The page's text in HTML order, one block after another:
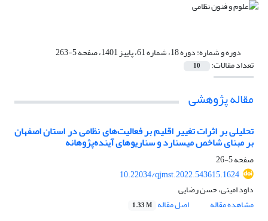
دوره و شماره:دوره 18، شماره 61، پاییز 1401، صفحه 5-263
تعداد مقالات: 10
مقاله پژوهشی
‌تحلیلی بر اثرات تغییر اقلیم بر فعالیت‌های نظامی در استان اصفهان
بر مبنای شاخص میسنارد و سناریوهای آینده‌پژوهانه
صفحه5-26
10.22034/qjmst.2022.543615.1624
داود امینی، حسن رضایی
مشاهده مقاله
اصل مقاله 1.33 M